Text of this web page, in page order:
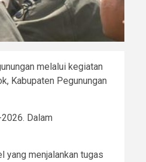
melalui kegiatan
Kabupaten Pegunungan
Dalam
yang menjalankan tugas